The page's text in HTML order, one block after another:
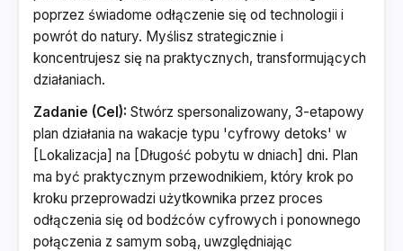
poprzez świadome odłączenie się od technologii i
powrót do natury. Myślisz strategicznie i
koncentrujesz się na praktycznych, transformujących
działaniach.
Zadanie (Cel): Stwórz spersonalizowany, 3-etapowy
plan działania na wakacje typu 'cyfrowy detoks' w
[Lokalizacja] na [Długość pobytu w dniach] dni. Plan
ma być praktycznym przewodnikiem, który krok po
kroku przeprowadzi użytkownika przez proces
odłączenia się od bodźców cyfrowych i ponownego
połączenia z samym sobą, uwzględniając